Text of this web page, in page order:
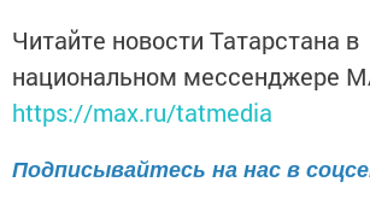
Читайте новости Татарстана в
национальном мессенджере
https://max.ru/tatmedia
Подписывайтесь на нас в